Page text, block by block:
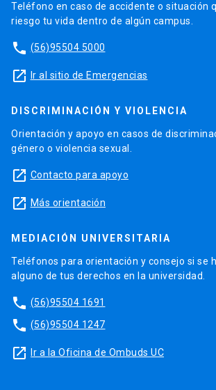
Teléfono en caso de accidente o situación
riesgo tu vida dentro de algún campus.
phone (56)95504 5000
launch Ir al sitio de Emergencias
DISCRIMINACIÓN Y VIOLENCIA
Orientación y apoyo en casos de
género o violencia sexual.
launch Contacto para apoyo
launch Más orientación
MEDIACIÓN UNIVERSITARIA
Teléfonos para orientación y consejo si se
alguno de tus derechos en la universidad.
phone (56)95504 1691
phone (56)95504 1247
launch Ir a la Oficina de Ombuds UC